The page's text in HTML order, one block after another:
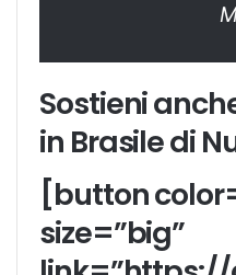
Sostieni
in Brasile di
[button
size=”big”